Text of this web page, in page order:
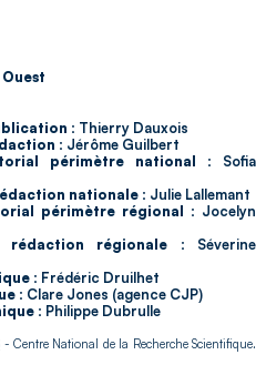
: Thierry Dauxois
: Jérôme Guilbert
périmètre national : Sofia
nationale : Julie Lallemant
périmètre régional : Jocelyn
rédaction régionale : Séverine
: Frédéric Druilhet
: Clare Jones (agence CJP)
: Philippe Dubrulle
- Centre National de la Recherche Scientifique.